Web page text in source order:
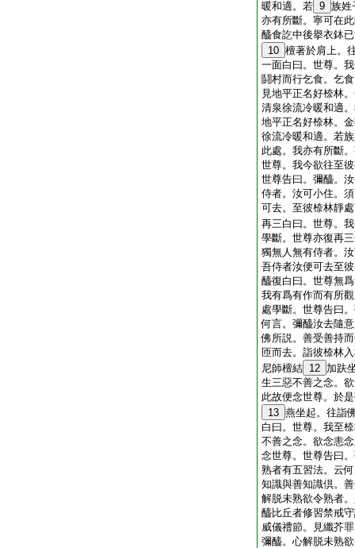
暖和適。若 9 族姓
亦有所斷。寧可在
醯食訖中後擧衣鉢
10 檀著於肩上。
一面白曰。世尊。
鬪村而行乞食。乞
見地平正名好㮈林
清泉徐流冷暖和適
地平正名好㮈林。
徐流冷暖和適。若
此處。我亦有所斷
世尊。我今欲往至
世尊告曰。彌醯。
侍者。汝可小住。
可去。至彼㮈林靜
再三白曰。世尊。
學斷。世尊亦復再
獨無人無有侍者。
吾侍者汝便可去至
醯復白曰。世尊無
我有爲有作而有所
處學斷。世尊告曰
何言。彌醯汝去隨
佛所説。善受善持
匝而去。詣彼㮈林
尼師檀結 12 加趺
生三惡不善之念。
此故便念世尊。於
13 燕坐起。往詣
白曰。世尊。我至
不善之念。欲念恚
念世尊。世尊告曰
熟者有五習法。云
知識與善知識倶。
解脱未熟欲令熟者
醯比丘者修習禁戒
威儀禮節。見纖芥
彌醯。心解脱未熟